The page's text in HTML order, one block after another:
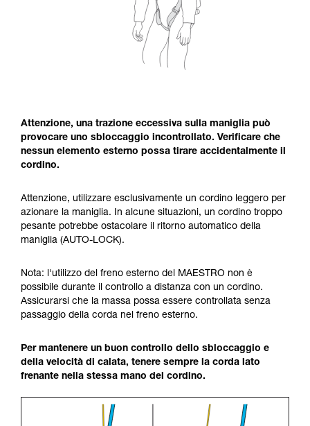
Attenzione, una trazione eccessiva sulla maniglia può
provocare uno sbloccaggio incontrollato. Verificare che
nessun elemento esterno possa tirare accidentalmente il
cordino.
Attenzione, utilizzare esclusivamente un cordino leggero per
azionare la maniglia. In alcune situazioni, un cordino troppo
pesante potrebbe ostacolare il ritorno automatico della
maniglia (AUTO-LOCK).
Nota: l'utilizzo del freno esterno del MAESTRO non è
possibile durante il controllo a distanza con un cordino.
Assicurarsi che la massa possa essere controllata senza
passaggio della corda nel freno esterno.
Per mantenere un buon controllo dello sbloccaggio e
della velocità di calata, tenere sempre la corda lato
frenante nella stessa mano del cordino.